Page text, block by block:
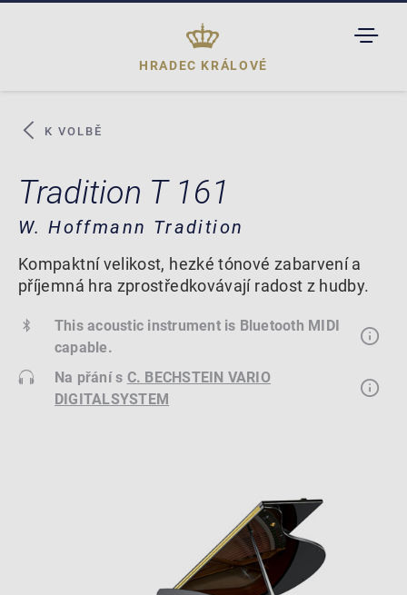
HRADEC KRÁLOVÉ
K VOLBĚ
Tradition T 161
W. Hoffmann Tradition
Kompaktní velikost, hezké tónové zabarvení a
příjemná hra zprostředkovávají radost z hudby.
This acoustic instrument is Bluetooth MIDI
capable.
Na přání s C. BECHSTEIN VARIO
DIGITALSYSTEM